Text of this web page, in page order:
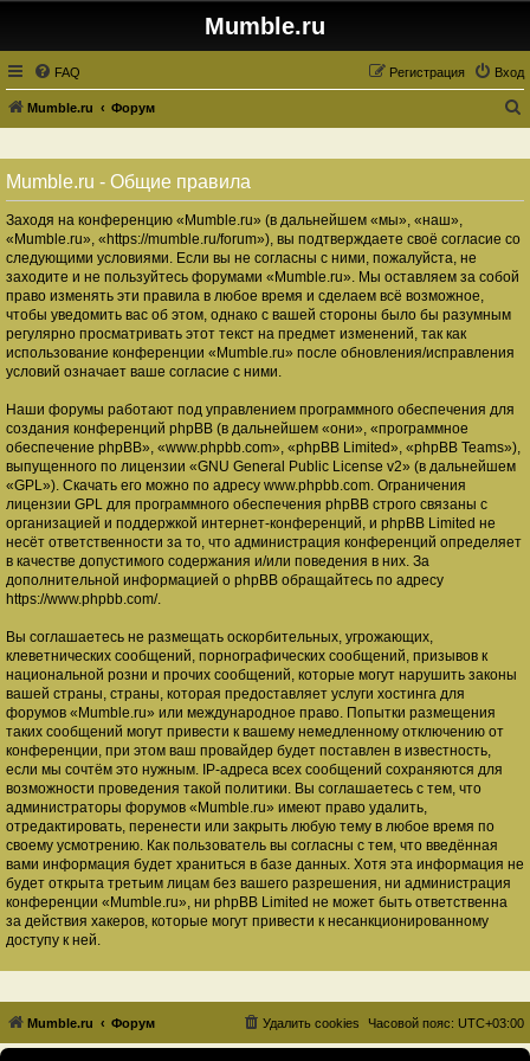
Mumble.ru
FAQ Вход
Регистрация
Mumble.ru Форум
и
Mumble.ru - Общие правила
Заходя на конференцию «Mumble.ru» (в дальнейшем «мы», «наш»,
«Mumble.ru», «https://mumble.ru/forum»), вы подтверждаете своё согласие со
следующими условиями. Если вы не согласны с ними, пожалуйста, не
заходите и не пользуйтесь форумами «Mumble.ru». Мы оставляем за собой
право изменять эти правила в любое время и сделаем всё возможное,
чтобы уведомить вас об этом, однако с вашей стороны было бы разумным
регулярно просматривать этот текст на предмет изменений, так как
использование конференции «Mumble.ru» после обновления/исправления
условий означает ваше согласие с ними.
Наши форумы работают под управлением программного обеспечения для
создания конференций phpBB (в дальнейшем «они», «программное
обеспечение phpBB», «www.phpbb.com», «phpBB Limited», «phpBB Teams»),
выпущенного по лицензии «GNU General Public License v2» (в дальнейшем
«GPL»). Скачать его можно по адресу www.phpbb.com. Ограничения
лицензии GPL для программного обеспечения phpBB строго связаны с
организацией и поддержкой интернет-конференций, и phpBB Limited не
несёт ответственности за то, что администрация конференций определяет
в качестве допустимого содержания и/или поведения в них. За
дополнительной информацией о phpBB обращайтесь по адресу
https://www.phpbb.com/.
Вы соглашаетесь не размещать оскорбительных, угрожающих,
клеветнических сообщений, порнографических сообщений, призывов к
национальной розни и прочих сообщений, которые могут нарушить законы
вашей страны, страны, которая предоставляет услуги хостинга для
форумов «Mumble.ru» или международное право. Попытки размещения
таких сообщений могут привести к вашему немедленному отключению от
конференции, при этом ваш провайдер будет поставлен в известность,
если мы сочтём это нужным. IP-адреса всех сообщений сохраняются для
возможности проведения такой политики. Вы соглашаетесь с тем, что
администраторы форумов «Mumble.ru» имеют право удалить,
отредактировать, перенести или закрыть любую тему в любое время по
своему усмотрению. Как пользователь вы согласны с тем, что введённая
вами информация будет храниться в базе данных. Хотя эта информация не
будет открыта третьим лицам без вашего разрешения, ни администрация
конференции «Mumble.ru», ни phpBB Limited не может быть ответственна
за действия хакеров, которые могут привести к несанкционированному
доступу к ней.
Mumble.ru Форум Часовой пояс: UTC+03:00
Удалить cookies